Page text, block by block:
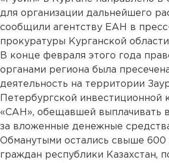
для организации дальнейшего
сообщили агентству ЕАН в
прокуратуры Курганской
В конце февраля этого года
органами региона была
деятельность на территории
Петербургской инвестиционной
«САН», обещавшей выплачивать
за вложенные денежные
Обманутыми остались свыше 600
граждан республики Казахстан,